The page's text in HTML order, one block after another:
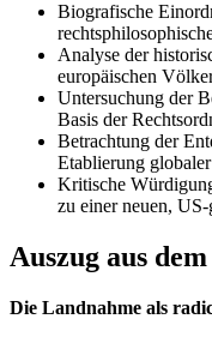
Biografische
Analyse der
europäischen
Untersuchung der
Basis der
Betrachtung der
Etablierung
Kritische
zu einer neuen,
Auszug aus
Die Landnahme als